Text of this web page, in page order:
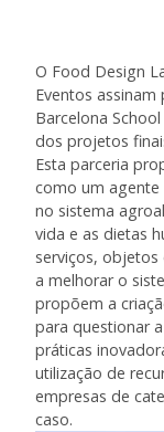
O Food Design
Eventos
Barcelona
dos projetos
Esta parceria
como um
no sistema
vida e as dietas
serviços, objetos
a melhorar o
propõem a
para questionar
práticas
utilização de
empresas de
caso.